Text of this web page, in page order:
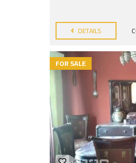
DETAILS
FOR SALE